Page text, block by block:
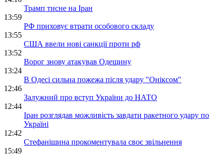
Трамп тисне на Іран
13:59
РФ приховує втрати особового складу
13:55
США ввели нові санкції проти рф
13:52
Ворог знову атакував Одещину
13:24
В Одесі сильна пожежа після удару "Оніксом"
12:46
Залужний про вступ України до НАТО
12:44
Іран розглядав можливість завдати ракетного удару по
Україні
12:42
Стефанішина прокоментувала своє звільнення
15:49